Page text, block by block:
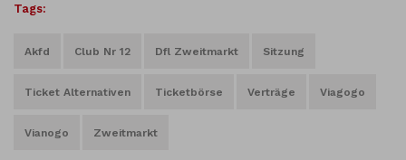
Tags:
Akfd Club Nr 12 Dfl Zweitmarkt Sitzung
Ticket Alternativen Ticketbörse Verträge Viagogo
Vianogo Zweitmarkt